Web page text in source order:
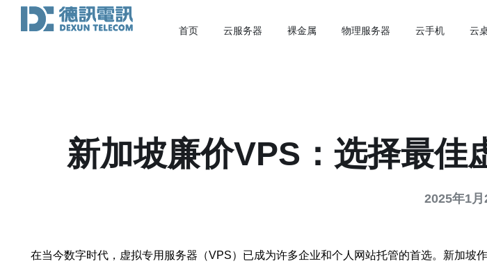
首页 云服务器 裸金属 物理服务器 云手机 云
新加坡廉价VPS：选择最佳
2025年1月
在当今数字时代，虚拟专用服务器（VPS）已成为许多企业和个人网站托管的首选。新加